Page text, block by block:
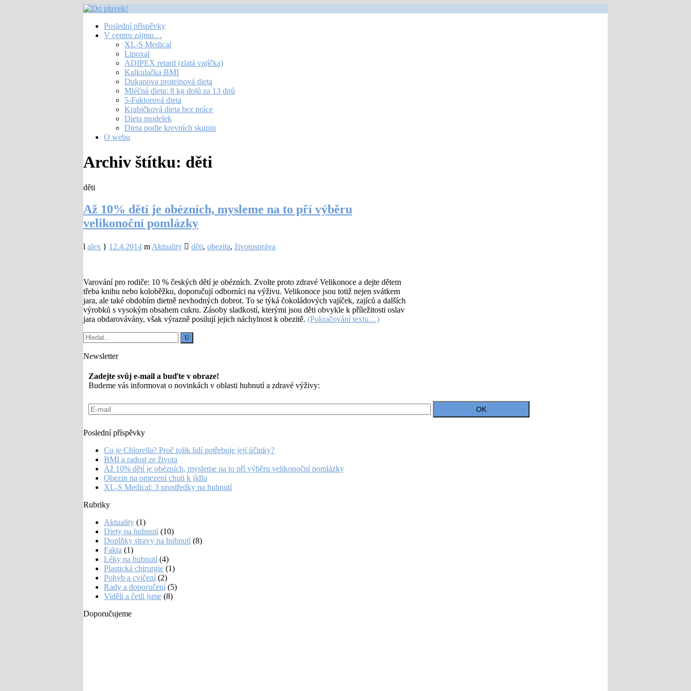
Poslední příspěvky
V centru zájmu…
XL-S Medical
Lipoxal
ADIPEX retard (zlatá vajíčka)
Kalkulačka BMI
Dukanova proteinová dieta
Mléčná dieta: 8 kg dolů za 13 dnů
5-Faktorová dieta
Krabičková dieta bez práce
Dieta modelek
Dieta podle krevních skupin
O webu
Archiv štítku: děti
děti
Až 10% dětí je obézních, mysleme na to pří výběru
velikonoční pomlázky
alex 12.4.2014 Aktuality děti, obezita, životospráva
Varování pro rodiče: 10 % českých dětí je obézních. Zvolte proto zdravé Velikonoce a dejte dětem
třeba knihu nebo koloběžku, doporučují odborníci na výživu. Velikonoce jsou totiž nejen svátkem
jara, ale také obdobím dietně nevhodných dobrot. To se týká čokoládových vajíček, zajíců a dalších
výrobků s vysokým obsahem cukru. Zásoby sladkostí, kterými jsou děti obvykle k příležitosti oslav
jara obdarovávány, však výrazně posilují jejich náchylnost k obezitě. (Pokračování textu…)
Newsletter
Zadejte svůj e-mail a buďte v obraze!
Budeme vás informovat o novinkách v oblasti hubnutí a zdravé výživy:
Poslední příspěvky
Co je Chlorella? Proč tolik lidí potřebuje její účinky?
BMI a radost ze života
Až 10% dětí je obézních, mysleme na to pří výběru velikonoční pomlázky
Obezin na omezení chuti k jídlu
XL-S Medical: 3 prostředky na hubnutí
Rubriky
Aktuality (1)
Diety na hubnutí (10)
Doplňky stravy na hubnutí (8)
Fakta (1)
Léky na hubnutí (4)
Plastická chirurgie (1)
Pohyb a cvičení (2)
Rady a doporučení (5)
Viděli a četli jsme (8)
Doporučujeme